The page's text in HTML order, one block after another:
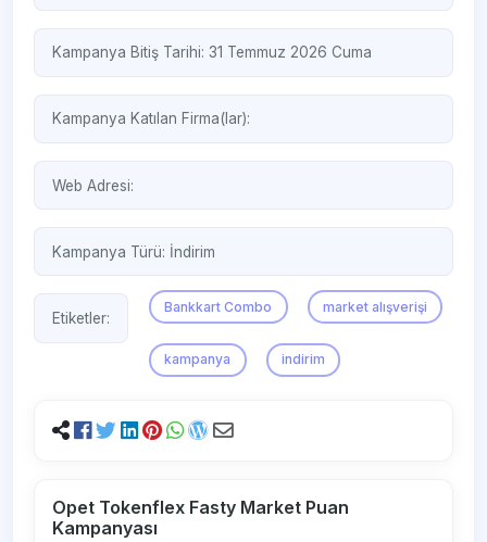
Kampanya Bitiş Tarihi: 31 Temmuz 2026 Cuma
Kampanya Katılan Firma(lar):
Web Adresi:
Kampanya Türü: İndirim
Etiketler:
Bankkart Combo market alışverişi
kampanya indirim
Opet Tokenflex Fasty Market Puan
Kampanyası